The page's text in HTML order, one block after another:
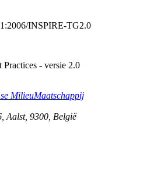
INSPIRE-TG2.0
- versie 2.0
MilieuMaatschappij
Aalst, 9300 België